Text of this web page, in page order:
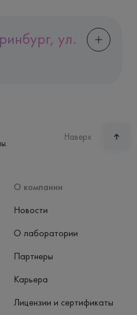
ул.
Наверх
О компании
Новости
О лаборатории
Партнеры
Карьера
Лицензии и сертификаты